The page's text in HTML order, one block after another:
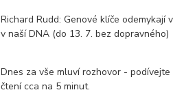
Richard Rudd: Genové klíče odemykají
v naší DNA (do 13. 7. bez dopravného)
Dnes za vše mluví rozhovor -
čtení cca na 5 minut.